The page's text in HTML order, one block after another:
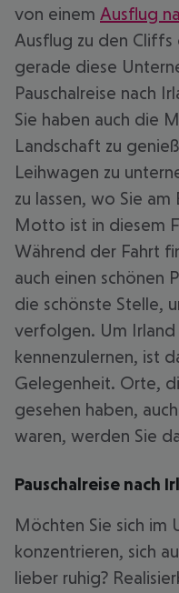
von einem Ausflug
Ausflug zu den
gerade diese
Pauschalreise nach
Sie haben auch die
Landschaft zu
Leihwagen zu
zu lassen, wo Sie
Motto ist in diesem
Während der Fahrt
auch einen schönen
die schönste Stelle,
verfolgen. Um Irland
kennenzulernen, ist
Gelegenheit. Orte,
gesehen haben,
waren, werden Sie
Pauschalreise nach
Möchten Sie sich im
konzentrieren, sich
lieber ruhig?